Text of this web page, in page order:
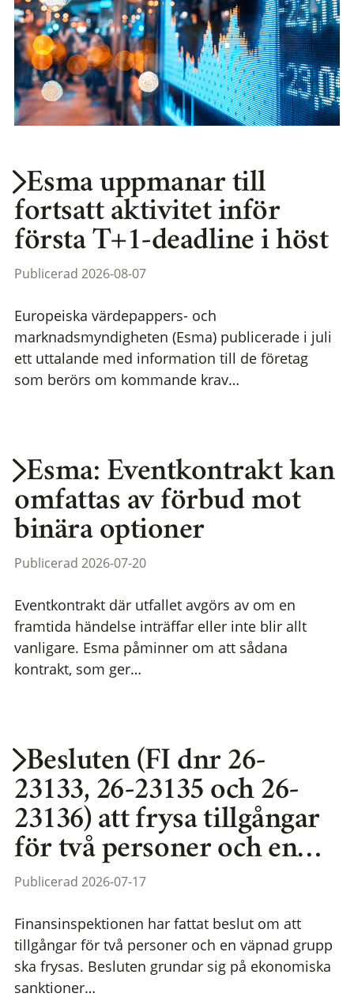
Esma uppmanar till
fortsatt aktivitet inför
första T+1-deadline i höst
Publicerad 2026-08-07
Europeiska värdepappers- och
marknadsmyndigheten (Esma) publicerade i juli
ett uttalande med information till de företag
som berörs om kommande krav…
Esma: Eventkontrakt kan
omfattas av förbud mot
binära optioner
Publicerad 2026-07-20
Eventkontrakt där utfallet avgörs av om en
framtida händelse inträffar eller inte blir allt
vanligare. Esma påminner om att sådana
kontrakt, som ger…
Besluten (FI dnr 26-
23133, 26-23135 och 26-
23136) att frysa tillgångar
för två personer och en…
Publicerad 2026-07-17
Finansinspektionen har fattat beslut om att
tillgångar för två personer och en väpnad grupp
ska frysas. Besluten grundar sig på ekonomiska
sanktioner…